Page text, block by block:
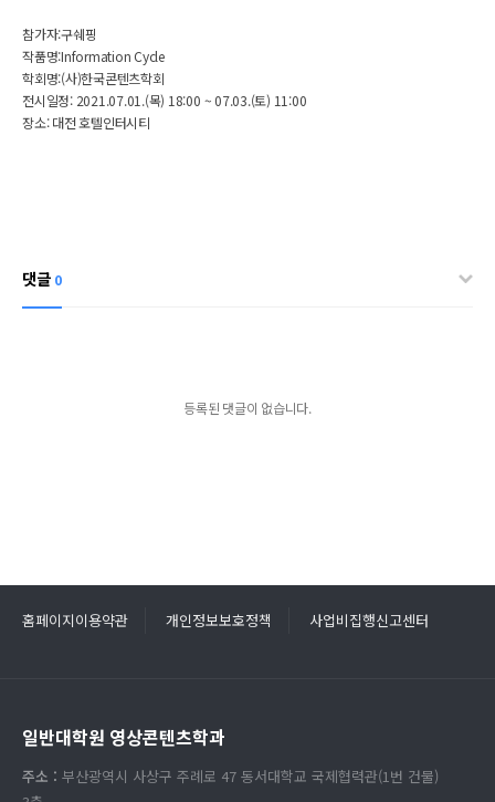
참가자:구쉐핑
작품명:Information Cycle
학회명:(사)한국콘텐츠학회
전시일정: 2021.07.01.(목) 18:00 ~ 07.03.(토) 11:00
장소: 대전 호텔인터시티
댓글 0
등록된 댓글이 없습니다.
홈페이지이용약관 개인정보보호정책 사업비집행신고센터
일반대학원 영상콘텐츠학과
주소 : 부산광역시 사상구 주례로 47 동서대학교 국제협력관(1번 건물)